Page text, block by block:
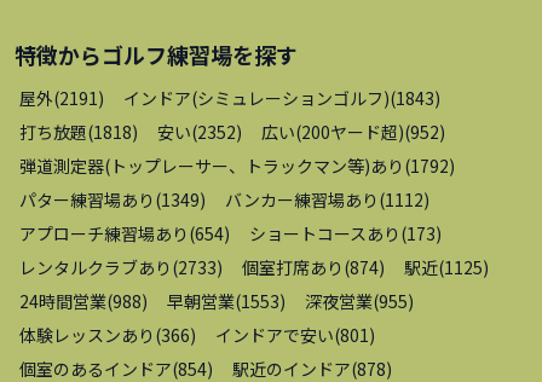
特徴からゴルフ練習場を探す
屋外(2191 ) インドア(シミュレーションゴルフ)(1843)
打ち放題(1818) 安い(2352) 広い(200ヤード超)(952)
弾道測定器(トップレーサー、トラックマン等)あり (1792)
パター練習場あり (1349) バンカー練習場あり (1112)
アプローチ練習場あり (654) ショートコースあり (173)
レンタルクラブあり (2733) 個室打席あり (874) 駅近(1125)
24時間営業(988) 早朝営業(1553) 深夜営業(955)
体験レッスンあり (366) インドアで安い(801 )
個室のあるインドア(854) 駅近のインドア(878)